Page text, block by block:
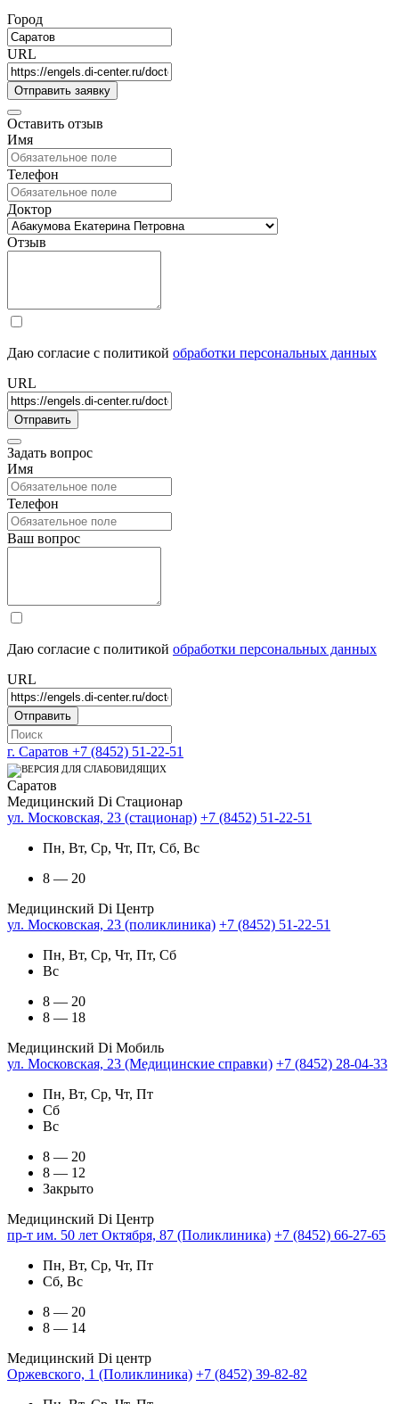
Город
URL
Оставить отзыв
Имя
Телефон
Доктор
Отзыв
Даю согласие с политикой обработки персональных данных
URL
Задать вопрос
Имя
Телефон
Ваш вопрос
Даю согласие с политикой обработки персональных данных
URL
г. Саратов +7 (8452) 51-22-51
Саратов
Медицинский Di Стационар
ул. Московская, 23 (стационар) +7 (8452) 51-22-51
Пн, Вт, Ср, Чт, Пт, Сб, Вс
8 — 20
Медицинский Di Центр
ул. Московская, 23 (поликлиника) +7 (8452) 51-22-51
Пн, Вт, Ср, Чт, Пт, Сб
Вс
8 — 20
8 — 18
Медицинский Di Мобиль
ул. Московская, 23 (Медицинские справки) +7 (8452) 28-04-33
Пн, Вт, Ср, Чт, Пт
Сб
Вс
8 — 20
8 — 12
Закрыто
Медицинский Di Центр
пр-т им. 50 лет Октября, 87 (Поликлиника) +7 (8452) 66-27-65
Пн, Вт, Ср, Чт, Пт
Сб, Вс
8 — 20
8 — 14
Медицинский Di центр
Оржевского, 1 (Поликлиника) +7 (8452) 39-82-82